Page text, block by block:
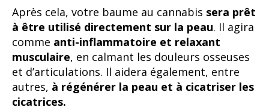
Après cela, votre baume au cannabis sera prêt
à être utilisé directement sur la peau. Il agira
comme anti-inflammatoire et relaxant
musculaire, en calmant les douleurs osseuses
et d’articulations. Il aidera également, entre
autres, à régénérer la peau et à cicatriser les
cicatrices.